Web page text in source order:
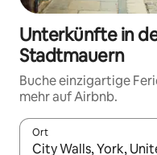
Unterkünfte in
Stadtmauern
Buche einzigartige
mehr auf Airbnb.
Ort
Wenn Ergebnisse